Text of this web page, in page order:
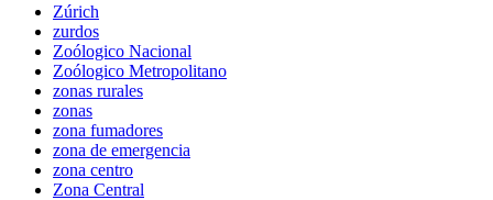
Zúrich
zurdos
Zoólogico Nacional
Zoólogico Metropolitano
zonas rurales
zonas
zona fumadores
zona de emergencia
zona centro
Zona Central